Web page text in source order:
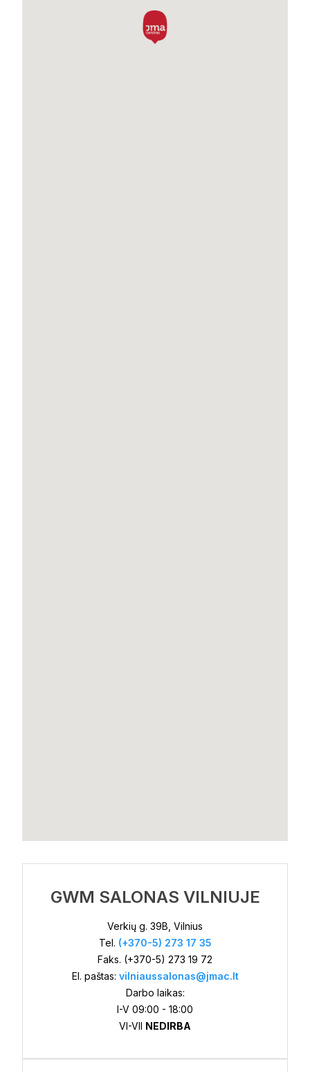
GWM SALONAS VILNIUJE
Verkių g. 39B, Vilnius
Tel. (+370-5) 273 17 35
Faks. (+370-5) 273 19 72
El. paštas: vilniaussalonas@jmac.lt
Darbo laikas:
I-V 09:00 - 18:00
VI-VII NEDIRBA